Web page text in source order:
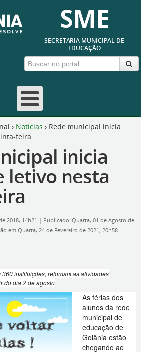
SME
SECRETARIA MUNICIPAL DE
EDUCAÇÃO
› Notícias › Rede municipal inicia
feira
inicia
letivo nesta
2018, 14h21 | Publicado: Quarta, 01 de Agosto de
em Quarta, 24 de Fevereiro de 2021, 20h58
instituições, retomam as atividades
do dia 2 de agosto
As férias dos
alunos da rede
municipal de
educação de
Goiânia estão
chegando ao